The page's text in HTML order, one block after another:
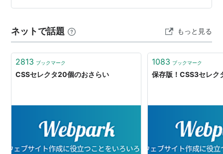
イン指定が自由自在になります。 🎯 まずは覚えたい！基
的な3種類のセレクタをマスターしましょう。 1. 要素セ
レクタ (タグセレクタ) HTMLタグ名（h1, p, a など）をそ
のまま使う、…
ネットで話題 もっと見る
2813 ブックマーク
CSSセレクタ20個のおさらい
1083 ブックマーク
保存版！CSS3セレク